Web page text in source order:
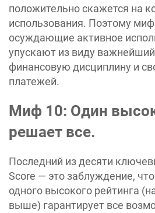
положительно скажется на
использования. Поэтому
осуждающие активное
упускают из виду
финансовую дисциплину и
платежей.
Миф 10: Один
решает все.
Последний из десяти
Score — это заблуждение,
одного высокого рейтинга
выше) гарантирует все